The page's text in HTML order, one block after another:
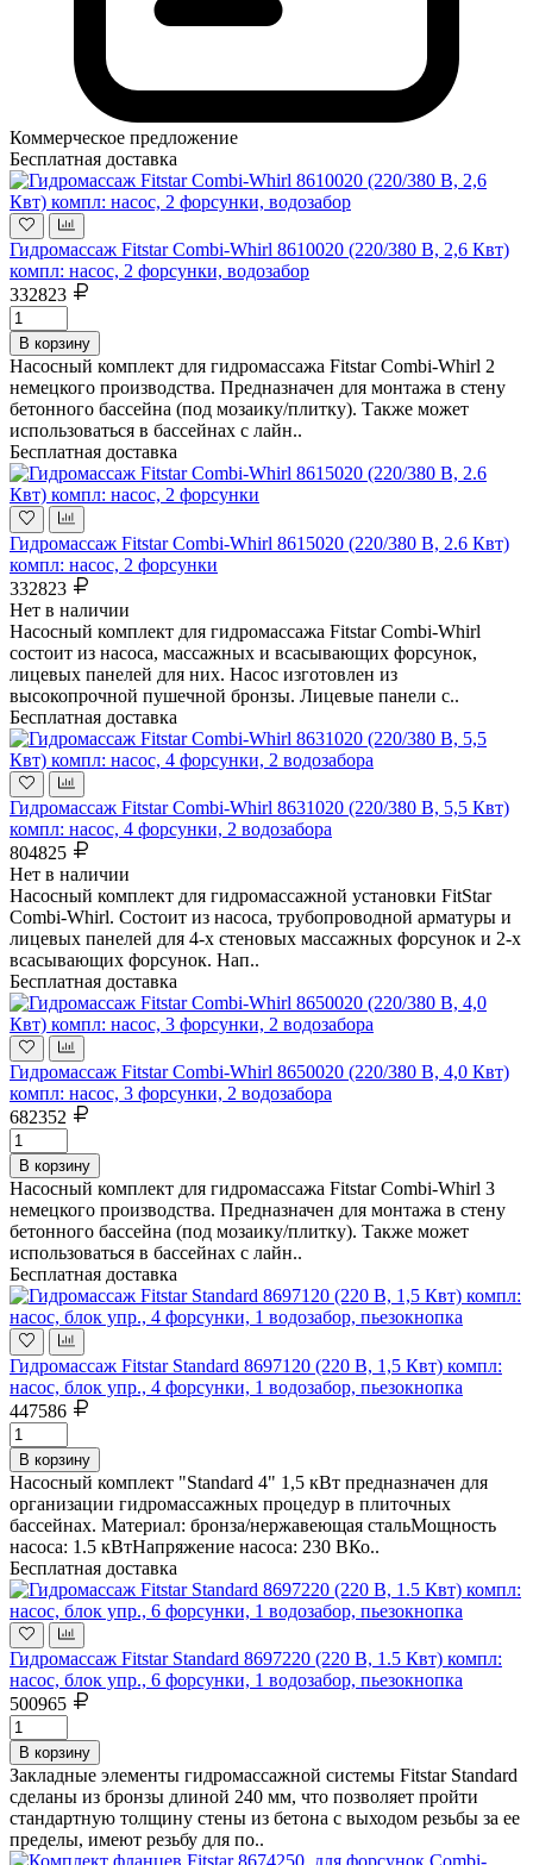
Коммерческое предложение
Бесплатная доставка
Гидромассаж Fitstar Combi-Whirl 8610020 (220/380 В, 2,6 Квт)
компл: насос, 2 форсунки, водозабор
332823
В корзину
Насосный комплект для гидромассажа Fitstar Combi-Whirl 2
немецкого производства. Предназначен для монтажа в стену
бетонного бассейна (под мозаику/плитку). Также может
использоваться в бассейнах с лайн..
Бесплатная доставка
Гидромассаж Fitstar Combi-Whirl 8615020 (220/380 В, 2.6 Квт)
компл: насос, 2 форсунки
332823
Нет в наличии
Насосный комплект для гидромассажа Fitstar Combi-Whirl
состоит из насоса, массажных и всасывающих форсунок,
лицевых панелей для них. Насос изготовлен из
высокопрочной пушечной бронзы. Лицевые панели с..
Бесплатная доставка
Гидромассаж Fitstar Combi-Whirl 8631020 (220/380 В, 5,5 Квт)
компл: насос, 4 форсунки, 2 водозабора
804825
Нет в наличии
Насосный комплект для гидромассажной установки FitStar
Combi-Whirl. Состоит из насоса, трубопроводной арматуры и
лицевых панелей для 4-х стеновых массажных форсунок и 2-х
всасывающих форсунок. Нап..
Бесплатная доставка
Гидромассаж Fitstar Combi-Whirl 8650020 (220/380 В, 4,0 Квт)
компл: насос, 3 форсунки, 2 водозабора
682352
В корзину
Насосный комплект для гидромассажа Fitstar Combi-Whirl 3
немецкого производства. Предназначен для монтажа в стену
бетонного бассейна (под мозаику/плитку). Также может
использоваться в бассейнах с лайн..
Бесплатная доставка
Гидромассаж Fitstar Standard 8697120 (220 В, 1,5 Квт) компл:
насос, блок упр., 4 форсунки, 1 водозабор, пьезокнопка
447586
В корзину
Насосный комплект "Standard 4" 1,5 кВт предназначен для
организации гидромассажных процедур в плиточных
бассейнах. Материал: бронза/нержавеющая стальМощность
насоса: 1.5 кВтНапряжение насоса: 230 ВКо..
Бесплатная доставка
Гидромассаж Fitstar Standard 8697220 (220 В, 1.5 Квт) компл:
насос, блок упр., 6 форсунки, 1 водозабор, пьезокнопка
500965
В корзину
Закладные элементы гидромассажной системы Fitstar Standard
сделаны из бронзы длиной 240 мм, что позволяет пройти
стандартную толщину стены из бетона с выходом резьбы за ее
пределы, имеют резьбу для по..